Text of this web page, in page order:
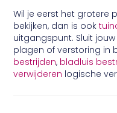
Wil je eerst het grotere
bekijken, dan is ook
uitgangspunt. Sluit
plagen of verstoring in
bestrijden, bladluis
verwijderen logische